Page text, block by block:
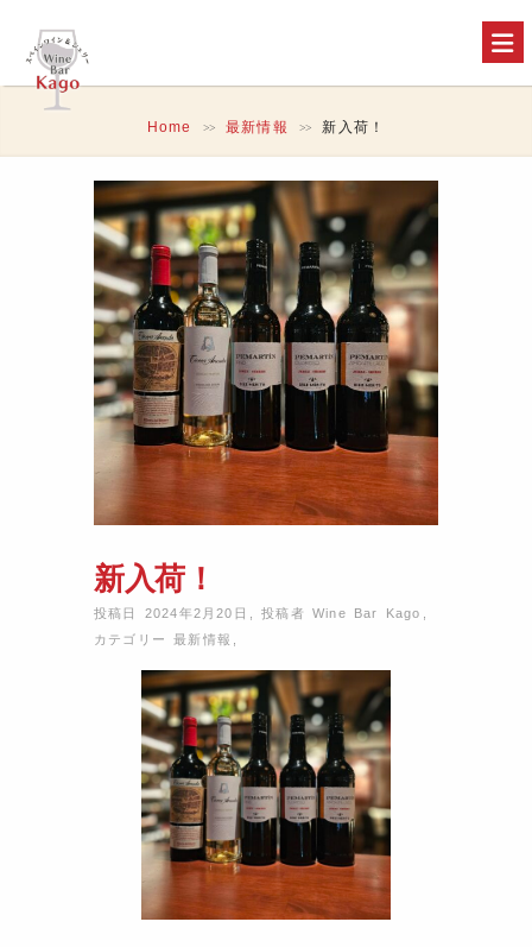
Home >> 最新情報 >> 新入荷！
新入荷！
投稿日 2024年2月20日 ,投稿者Wine Bar Kago
カテゴリー最新情報